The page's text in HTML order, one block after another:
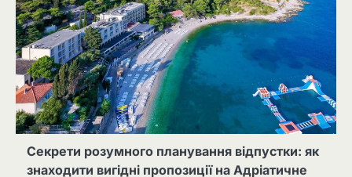
Секрети розумного планування відпустки: як
знаходити вигідні пропозиції на Адріатичне